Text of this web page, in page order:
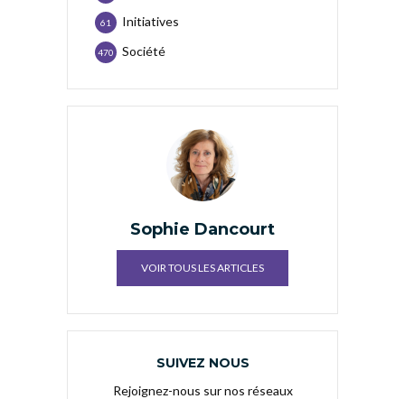
Initiatives
61
Société
470
Sophie Dancourt
VOIR TOUS LES ARTICLES
SUIVEZ NOUS
Rejoignez-nous sur nos réseaux